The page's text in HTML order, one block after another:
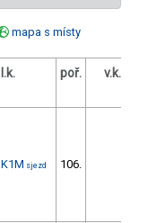
mapa s místy
l.k. poř. v.k.
K1M sjezd 106.